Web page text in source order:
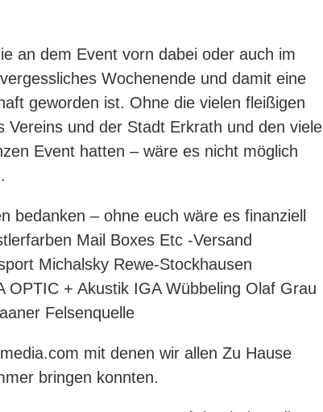
an dem Event vorn dabei oder auch im
Wochenende und damit eine
geworden ist. Ohne die vielen fleißigen
und der Stadt Erkrath und den
Event hatten – wäre es nicht möglich
bedanken – ohne euch wäre es finanziell
Mail Boxes Etc -Versand
Michalsky Rewe-Stockhausen
OPTIC + Akustik IGA Wübbeling Olaf Grau
Felsenquelle
mit denen wir allen Zu Hause
bringen konnten.